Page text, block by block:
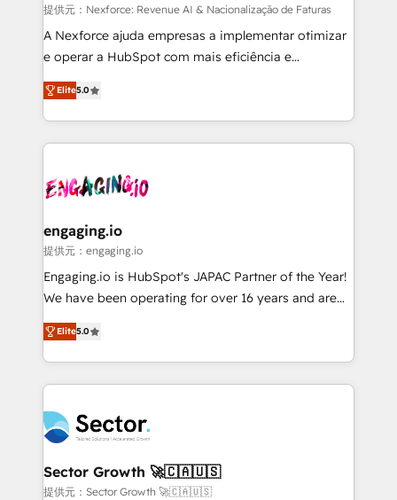
growth. 🚀 AI-Driven GTM Orchestration Unify
HubSpot with LinkedIn, WhatsApp, email, paid
media, and AI voice to drive pipeline. 🤖 AI Custom
prospecting, follow-ups, service triage, and
knowledge retrieval—built in HubSpot. ⚡ Fast-Track
advanced optimization & adoption 📍 São Paulo, BR
• Des Moines, IA • New York, NY
提供元：Nexforce: Revenue AI & Nacionalização de Faturas
A Nexforce ajuda empresas a implementar otimizar
e operar a HubSpot com mais eficiência e
previsibilidade de receita. Combinamos Revenue
Operations (RevOps) e Inteligência Artificial para
estruturar processos integrar sistemas organizar
dados e automatizar operações. O objetivo é
operacional de receita conectando equipes
Também somos distribuidores oficiais da HubSpot
e de mais de 150 softwares globais permitindo
contratar e pagar a HubSpot em reais com nota
fiscal no Brasil e gerar economia de até 50% na
Oferecemos ainda agentes de IA especializados em
HubSpot que automatizam tarefas executam rotinas
empresas em 13 países utilizam a Nexforce. Somos
a maior parceira da HubSpot na América Latina e
líder no ranking global de sucesso do cliente da
HubSpot.
Elite5.0
engaging.io
提供元：engaging.io
Engaging.io is HubSpot's JAPAC Partner of the Year!
We have been operating for over 16 years and are
one of HubSpot's most experienced and technically
capable Agency Partners globally. We specialise in
complex CRM migrations, implementations,
integrations, custom CMS portal development,
businesses. Our teams are based in North America
and APAC. We are HubSpot's top-ranked Advanced
Implementation Certified Partner and we contribute
to their advisory council. We strive to do 'good work
Elite5.0
Sector Growth 🚀🇨🇦🇺🇸
提供元：Sector Growth 🚀🇨🇦🇺🇸